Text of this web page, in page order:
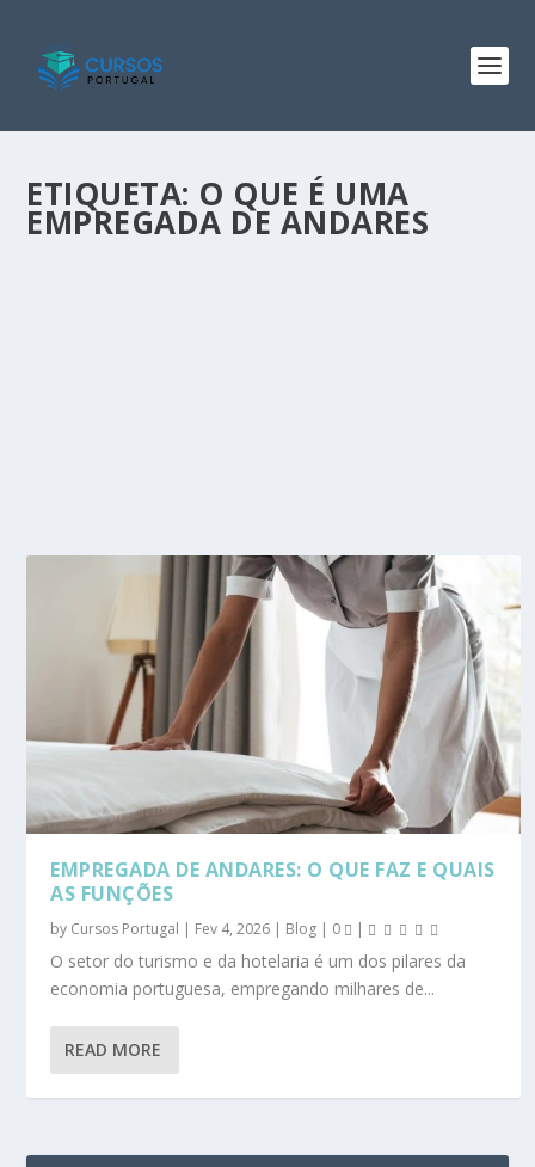
ETIQUETA: O QUE É UMA
EMPREGADA DE ANDARES
EMPREGADA DE ANDARES: O QUE FAZ E QUAIS
AS FUNÇÕES
by Cursos Portugal | Fev 4, 2026 | Blog | 0 |
O setor do turismo e da hotelaria é um dos pilares da
economia portuguesa, empregando milhares de...
READ MORE